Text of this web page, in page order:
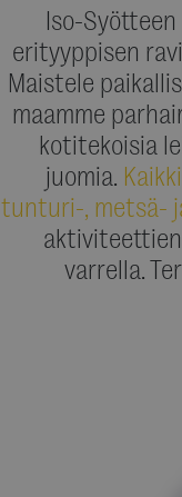
Iso-
erityyppisen
Maistele
maamme
kotitekoisia
juomia.
tunturi-, metsä-
varrella.